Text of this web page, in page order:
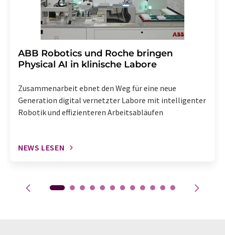
​​​​​​​ABB Robotics und Roche bringen
Physical AI in klinische Labore
Zusammenarbeit ebnet den Weg für eine neue
Generation digital vernetzter Labore mit intelligenter
Robotik und effizienteren Arbeitsabläufen
NEWS LESEN